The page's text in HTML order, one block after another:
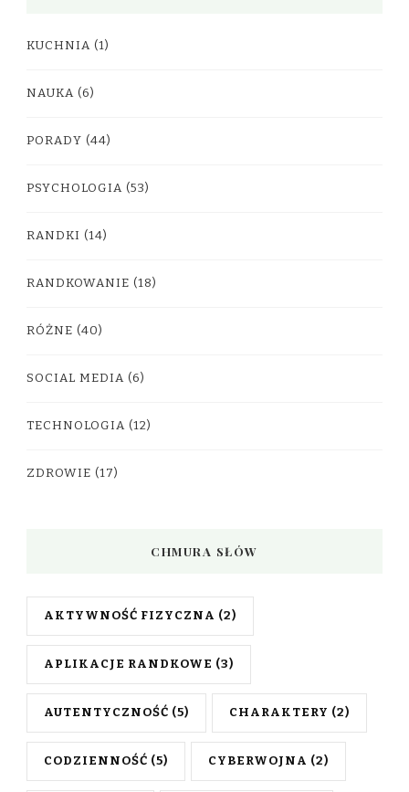
KUCHNIA (1)
NAUKA (6)
PORADY (44)
PSYCHOLOGIA (53)
RANDKI (14)
RANDKOWANIE (18)
RÓŻNE (40)
SOCIAL MEDIA (6)
TECHNOLOGIA (12)
ZDROWIE (17)
CHMURA SŁÓW
AKTYWNOŚĆ FIZYCZNA (2)
APLIKACJE RANDKOWE (3)
AUTENTYCZNOŚĆ (5) CHARAKTERY (2)
CODZIENNOŚĆ (5) CYBERWOJNA (2)